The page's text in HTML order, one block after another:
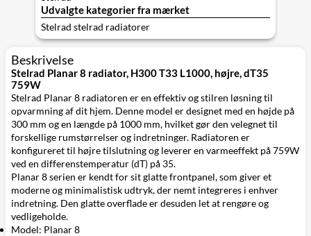
Udvalgte kategorier fra mærket
Stelrad stelrad radiatorer
Beskrivelse
Stelrad Planar 8 radiator, H300 T33 L1000, højre, dT35
759W
Stelrad Planar 8 radiatoren er en effektiv og stilren løsning til
opvarmning af dit hjem. Denne model er designet med en højde på
300 mm og en længde på 1000 mm, hvilket gør den velegnet til
forskellige rumstørrelser og indretninger. Radiatoren er
konfigureret til højre tilslutning og leverer en varmeeffekt på 759W
ved en differenstemperatur (dT) på 35.
Planar 8 serien er kendt for sit glatte frontpanel, som giver et
moderne og minimalistisk udtryk, der nemt integreres i enhver
indretning. Den glatte overflade er desuden let at rengøre og
vedligeholde.
Model: Planar 8